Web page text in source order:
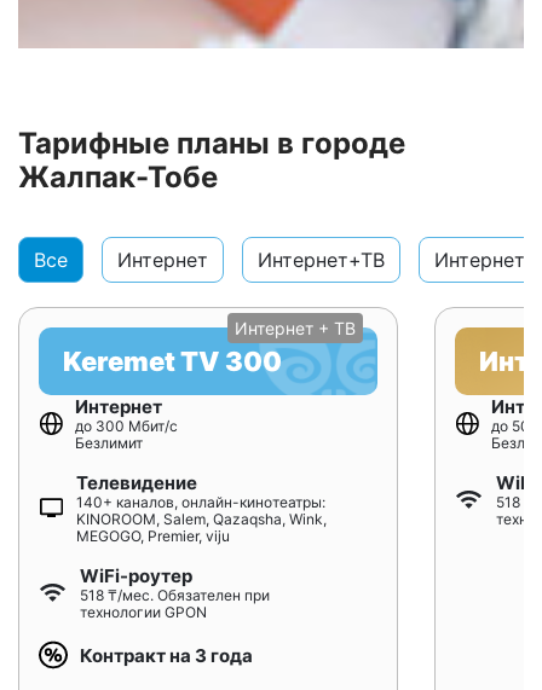
Тарифные планы в городе
Жалпак-Тобе
Все Интернет Интернет+ТВ
Интернет + ТВ
Keremet TV 300
Интернет
до 300 Мбит/с
Безлимит
Телевидение
140+ каналов, онлайн-кинотеатры:
KINOROOM, Salem, Qazaqsha, Wink,
MEGOGO, Premier, viju
WiFi-роутер
518 ₸/мес. Обязателен при
технологии GPON
Контракт на 3 года
до
518